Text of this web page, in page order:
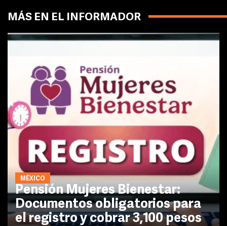
MÁS EN EL INFORMADOR
MÉXICO
Pensión Mujeres Bienestar:
Documentos obligatorios para
el registro y cobrar 3,100 pesos